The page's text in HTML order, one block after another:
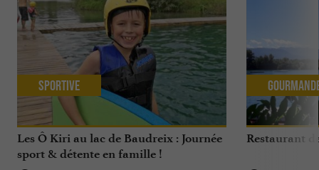
Les Ô Kiri au lac de Baudreix : Journée
sport & détente en famille !
Sportive
Restaurant